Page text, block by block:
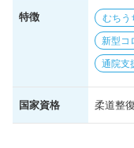
特徴 むちう
新型コ
通院支
国家資格 柔道整